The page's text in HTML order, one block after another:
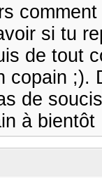
si tu
de tout
copain ;).
de
à bientôt